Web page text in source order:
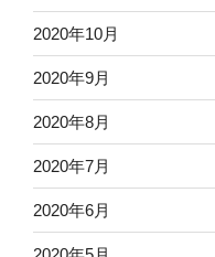
2020年10月
2020年9月
2020年8月
2020年7月
2020年6月